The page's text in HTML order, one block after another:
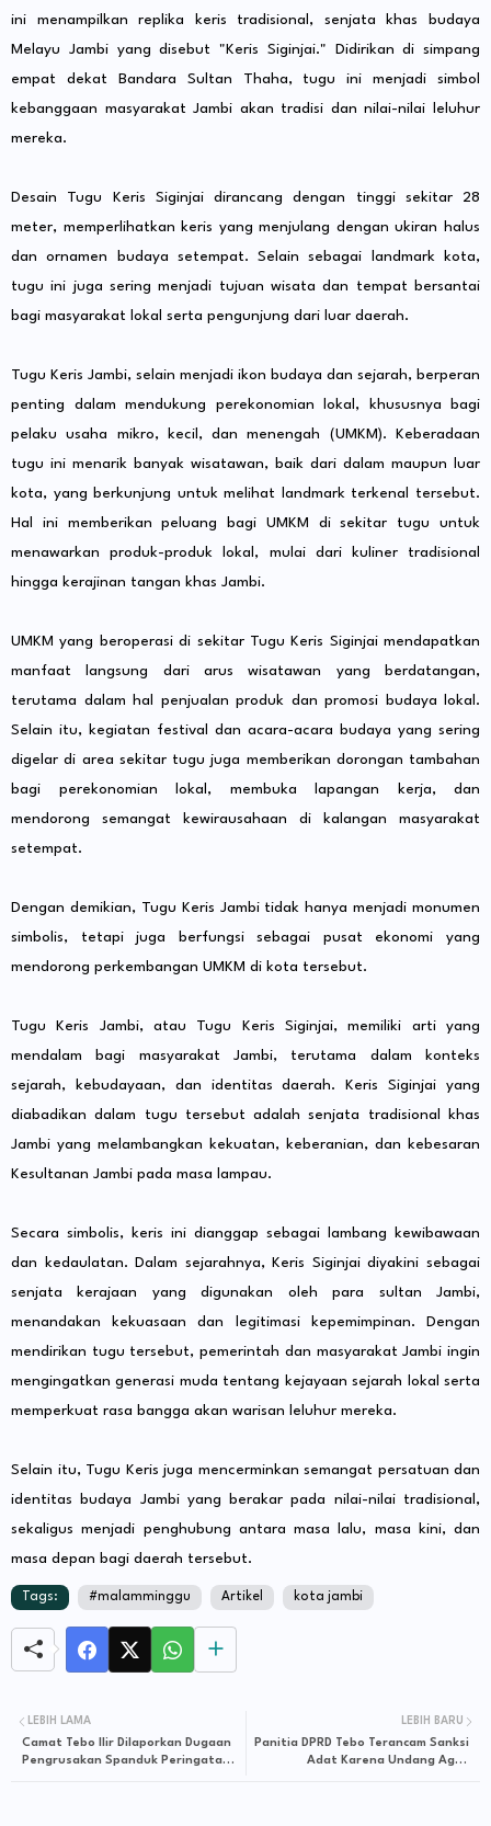
ini menampilkan replika keris tradisional, senjata khas budaya
Melayu Jambi yang disebut "Keris Siginjai." Didirikan di simpang
empat dekat Bandara Sultan Thaha, tugu ini menjadi simbol
kebanggaan masyarakat Jambi akan tradisi dan nilai-nilai leluhur
mereka.
Desain Tugu Keris Siginjai dirancang dengan tinggi sekitar 28
meter, memperlihatkan keris yang menjulang dengan ukiran halus
dan ornamen budaya setempat. Selain sebagai landmark kota,
tugu ini juga sering menjadi tujuan wisata dan tempat bersantai
bagi masyarakat lokal serta pengunjung dari luar daerah.
Tugu Keris Jambi, selain menjadi ikon budaya dan sejarah, berperan
penting dalam mendukung perekonomian lokal, khususnya bagi
pelaku usaha mikro, kecil, dan menengah (UMKM). Keberadaan
tugu ini menarik banyak wisatawan, baik dari dalam maupun luar
kota, yang berkunjung untuk melihat landmark terkenal tersebut.
Hal ini memberikan peluang bagi UMKM di sekitar tugu untuk
menawarkan produk-produk lokal, mulai dari kuliner tradisional
hingga kerajinan tangan khas Jambi.
UMKM yang beroperasi di sekitar Tugu Keris Siginjai mendapatkan
manfaat langsung dari arus wisatawan yang berdatangan,
terutama dalam hal penjualan produk dan promosi budaya lokal.
Selain itu, kegiatan festival dan acara-acara budaya yang sering
digelar di area sekitar tugu juga memberikan dorongan tambahan
bagi perekonomian lokal, membuka lapangan kerja, dan
mendorong semangat kewirausahaan di kalangan masyarakat
setempat.
Dengan demikian, Tugu Keris Jambi tidak hanya menjadi monumen
simbolis, tetapi juga berfungsi sebagai pusat ekonomi yang
mendorong perkembangan UMKM di kota tersebut.
Tugu Keris Jambi, atau Tugu Keris Siginjai, memiliki arti yang
mendalam bagi masyarakat Jambi, terutama dalam konteks
sejarah, kebudayaan, dan identitas daerah. Keris Siginjai yang
diabadikan dalam tugu tersebut adalah senjata tradisional khas
Jambi yang melambangkan kekuatan, keberanian, dan kebesaran
Kesultanan Jambi pada masa lampau.
Secara simbolis, keris ini dianggap sebagai lambang kewibawaan
dan kedaulatan. Dalam sejarahnya, Keris Siginjai diyakini sebagai
senjata kerajaan yang digunakan oleh para sultan Jambi,
menandakan kekuasaan dan legitimasi kepemimpinan. Dengan
mendirikan tugu tersebut, pemerintah dan masyarakat Jambi ingin
mengingatkan generasi muda tentang kejayaan sejarah lokal serta
memperkuat rasa bangga akan warisan leluhur mereka.
Selain itu, Tugu Keris juga mencerminkan semangat persatuan dan
identitas budaya Jambi yang berakar pada nilai-nilai tradisional,
sekaligus menjadi penghubung antara masa lalu, masa kini, dan
masa depan bagi daerah tersebut.
Tags: #malamminggu Artikel kota jambi
LEBIH BARU
Panitia DPRD Tebo Terancam Sanksi
Adat Karena Undang Agus
LEBIH LAMA
Camat Tebo Ilir Dilaporkan Dugaan
Pengrusakan Spanduk Peringatan